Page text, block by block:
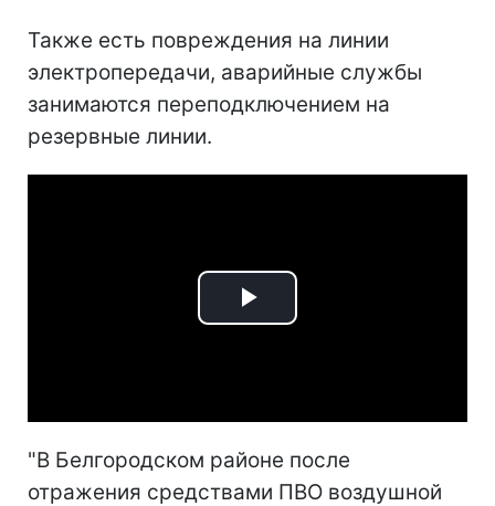
Также есть повреждения на линии
электропередачи, аварийные службы
занимаются переподключением на
резервные линии.
Play
"В Белгородском районе после
отражения средствами ПВО воздушной